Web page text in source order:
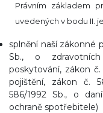
Právním základem
uvedených v bodu II. je
splnění naší zákonné
Sb., o
poskytování, zákon
pojištění, zákon č.
586/1992 Sb., o
ochraně spotřebitele)